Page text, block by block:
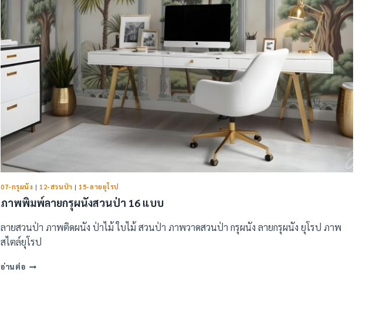
07-กรุผนัง | 12-สวนป่า | 15-ลายยุโรป
ภาพพิมพ์ลายกรุผนังสวนป่า 16 แบบ
ลายสวนป่า ภาพติดผนัง ป่าไม้ ใบไม้ สวนป่า ภาพวาดสวนป่า กรุผนัง ลายกรุผนัง ยุโรป ภาพ
สไตล์ยุโรป
อ่านต่อภาพ